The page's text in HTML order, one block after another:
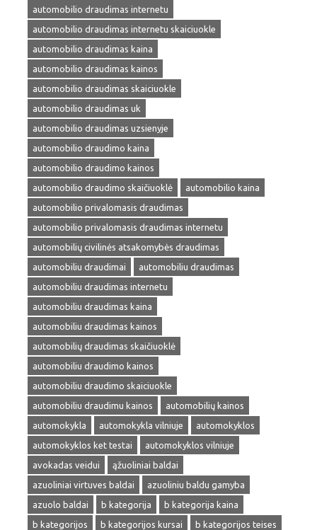
automobilio draudimas internetu
automobilio draudimas internetu skaiciuokle
automobilio draudimas kaina
automobilio draudimas kainos
automobilio draudimas skaiciuokle
automobilio draudimas uk
automobilio draudimas uzsienyje
automobilio draudimo kaina
automobilio draudimo kainos
automobilio draudimo skaičiuoklė
automobilio kaina
automobilio privalomasis draudimas
automobilio privalomasis draudimas internetu
automobilių civilinės atsakomybės draudimas
automobiliu draudimai
automobiliu draudimas
automobiliu draudimas internetu
automobiliu draudimas kaina
automobiliu draudimas kainos
automobilių draudimas skaičiuoklė
automobiliu draudimo kainos
automobiliu draudimo skaiciuokle
automobiliu draudimu kainos
automobilių kainos
automokykla
automokykla vilniuje
automokyklos
automokyklos ket testai
automokyklos vilniuje
avokadas veidui
ąžuoliniai baldai
azuoliniai virtuves baldai
azuoliniu baldu gamyba
azuolo baldai
b kategorija
b kategorija kaina
b kategorijos
b kategorijos kursai
b kategorijos teises